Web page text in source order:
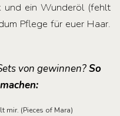
und ein Wunderöl (fehlt
Pflege für euer Haar.
von gewinnen?So
mir. (Pieces of Mara)